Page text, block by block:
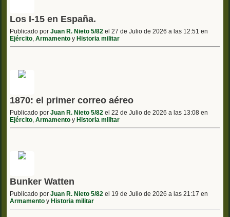
Los I-15 en España.
Publicado por Juan R. Nieto 5/82 el 27 de Julio de 2026 a las 12:51 en
Ejército Armamento y Historia militar
1870: el primer correo aéreo
Publicado por Juan R. Nieto 5/82 el 22 de Julio de 2026 a las 13:08 en
Ejército Armamento y Historia militar
Bunker Watten
Publicado por Juan R. Nieto 5/82 el 19 de Julio de 2026 a las 21:17 en
Armamento y Historia militar